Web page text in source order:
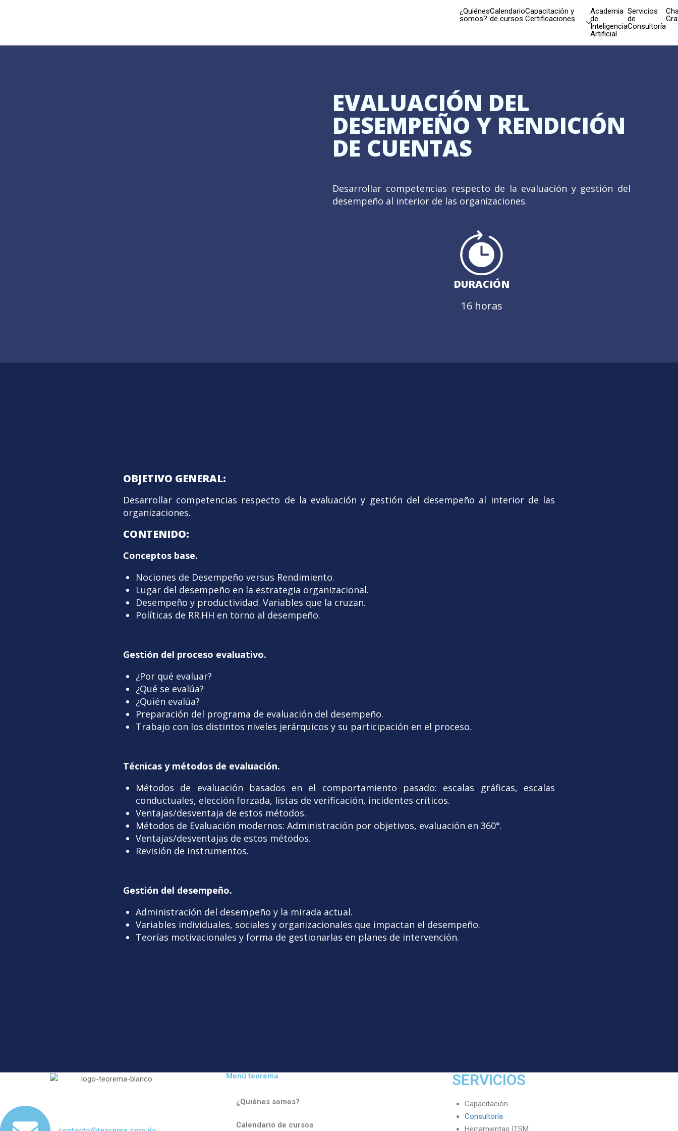
¿Quiénes
somos?
Calendario
de cursos
Capacitación y
Certificaciones
Academia
de
Inteligencia
Artificial
Servicios
de
Consultoría
EVALUACIÓN DEL
DESEMPEÑO Y RENDICIÓN
DE CUENTAS
Desarrollar competencias respecto de la evaluación y gestión del
desempeño al interior de las organizaciones.
DURACIÓN
16 horas
OBJETIVO GENERAL:
Desarrollar competencias respecto de la evaluación y gestión del desempeño al interior de las
organizaciones.
CONTENIDO:
Conceptos base.
Nociones de Desempeño versus Rendimiento.
Lugar del desempeño en la estrategia organizacional.
Desempeño y productividad. Variables que la cruzan.
Políticas de RR.HH en torno al desempeño.
Gestión del proceso evaluativo.
¿Por qué evaluar?
¿Qué se evalúa?
¿Quién evalúa?
Preparación del programa de evaluación del desempeño.
Trabajo con los distintos niveles jerárquicos y su participación en el proceso.
Técnicas y métodos de evaluación.
Métodos de evaluación basados en el comportamiento pasado: escalas gráficas, escalas
conductuales, elección forzada, listas de verificación, incidentes críticos.
Ventajas/desventaja de estos métodos.
Métodos de Evaluación modernos: Administración por objetivos, evaluación en 360°.
Ventajas/desventajas de estos métodos.
Revisión de instrumentos.
Gestión del desempeño.
Administración del desempeño y la mirada actual.
Variables individuales, sociales y organizacionales que impactan el desempeño.
Teorías motivacionales y forma de gestionarlas en planes de intervención.
Menú teorema
¿Quiénes somos?
Calendario de cursos
SERVICIOS
Capacitación
Consultoría
Herramientas ITSM